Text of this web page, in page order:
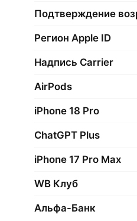
Регион Apple ID
Надпись Carrier
AirPods
iPhone 18 Pro
ChatGPT Plus
iPhone 17 Pro Max
WB Клуб
Альфа-Банк